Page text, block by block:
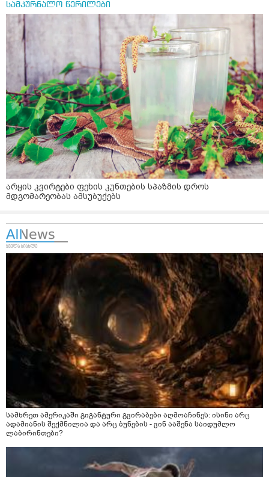
სამკურნალო წერილები
არყის კვირტები ფეხის კუნთების სპაზმის დროს
მდგომარეობას ამსუბუქებს
სამხრეთ ამერიკაში გიგანტური გვირაბები აღმოაჩინეს: ისინი არც
ადამიანის შექმნილია და არც ბუნების - ვინ ააშენა საიდუმლო
ლაბირინთები?